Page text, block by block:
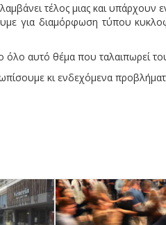
τέλος μιας και υπάρχουν
για διαμόρφωση τύπου
αυτό θέμα που ταλαιπωρεί
κι ενδεχόμενα